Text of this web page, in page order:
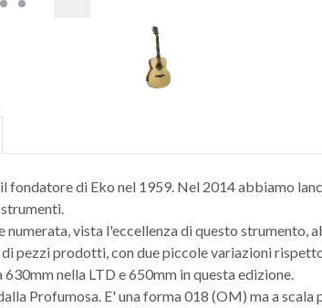
fondatore di Eko nel 1959. Nel 2014 abbiamo
numerata, vista l'eccellenza di questo
pezzi prodotti, con due piccole variazioni
630mm nella LTD e 650mm in questa edizione.
Profumosa. E' una forma 018 (OM) ma a